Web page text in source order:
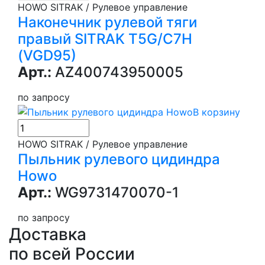
HOWO SITRAK / Рулевое управление
Наконечник рулевой тяги
правый SITRAK T5G/C7H
(VGD95)
Арт.: AZ400743950005
по запросу
В корзину
HOWO SITRAK / Рулевое управление
Пыльник рулевого цидиндра
Howo
Арт.: WG9731470070-1
по запросу
Доставка
по всей России